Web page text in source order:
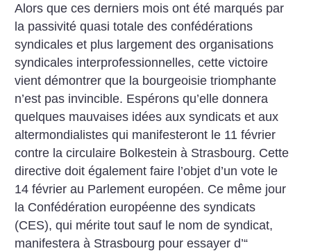
Alors que ces derniers mois ont été marqués par
la passivité quasi totale des confédérations
syndicales et plus largement des organisations
syndicales interprofessionnelles, cette victoire
vient démontrer que la bourgeoisie triomphante
n’est pas invincible. Espérons qu’elle donnera
quelques mauvaises idées aux syndicats et aux
altermondialistes qui manifesteront le 11 février
contre la circulaire Bolkestein à Strasbourg. Cette
directive doit également faire l’objet d’un vote le
14 février au Parlement européen. Ce même jour
la Confédération européenne des syndicats
(CES), qui mérite tout sauf le nom de syndicat,
manifestera à Strasbourg pour essayer d’“